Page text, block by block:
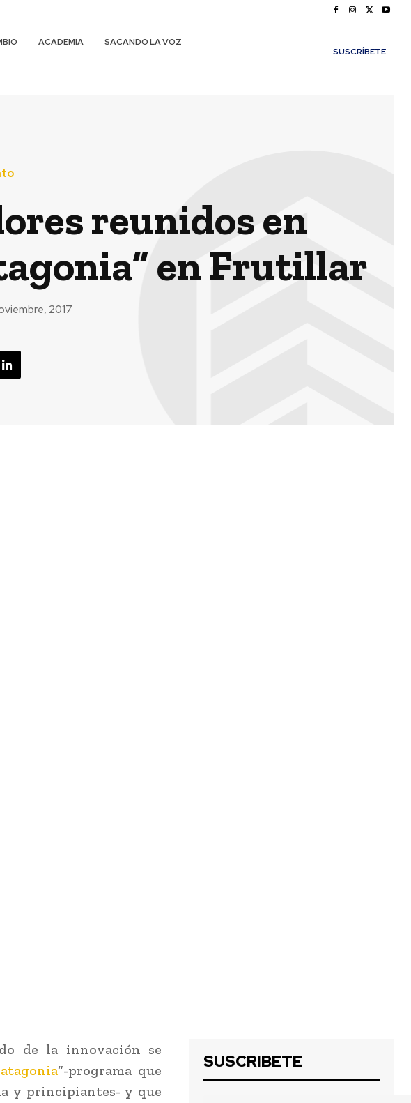
ACADEMIA
SACANDO LA VOZ
SUSCRÍBETE
reunidos en
en Frutillar
2017
de la innovación se
“-programa que
y principiantes- y que
SUSCRIBETE